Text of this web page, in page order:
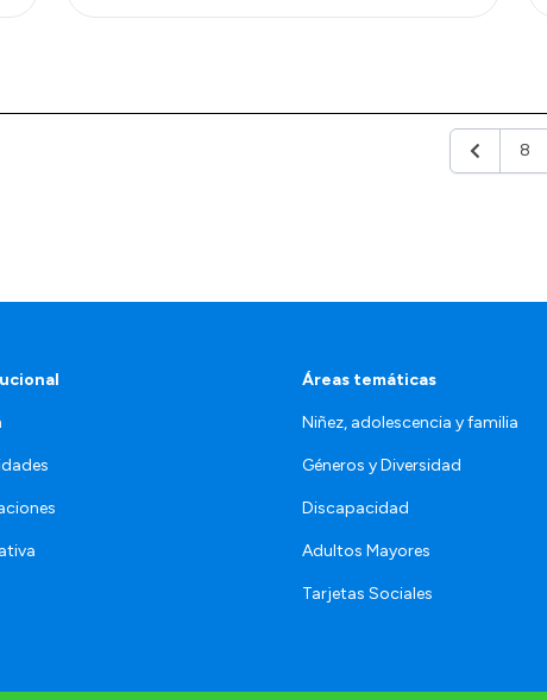
Anterior
8
Áreas temáticas
Niñez, adolescencia y familia
Géneros y Diversidad
Discapacidad
Adultos Mayores
Tarjetas Sociales